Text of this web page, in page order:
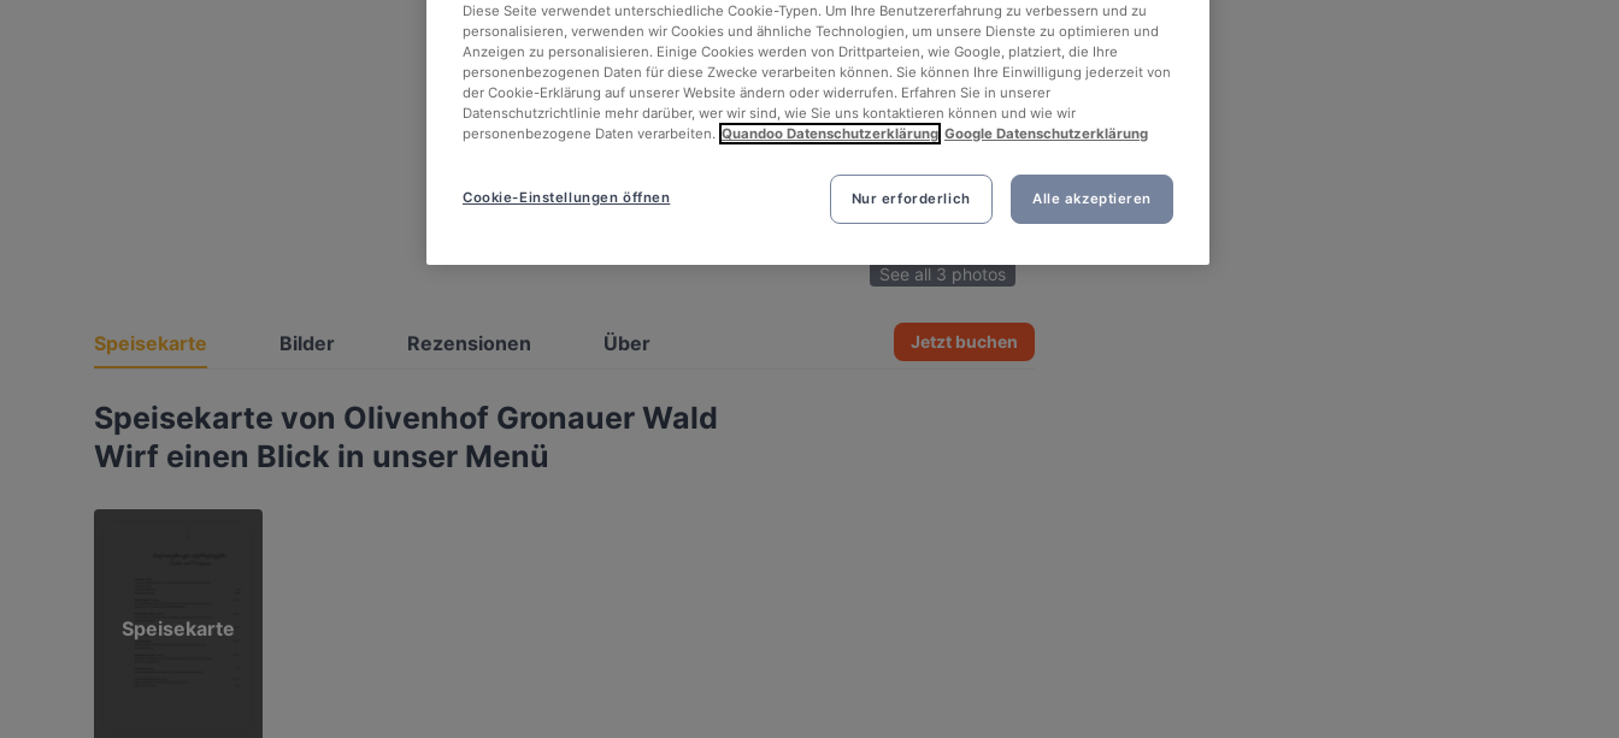
See all 3 photos
Speisekarte Bilder Rezensionen Über Jetzt buchen
Speisekarte von Olivenhof Gronauer Wald
Wirf einen Blick in unser Menü
Speisekarte
Diese Seite verwendet unterschiedliche Cookie-Typen. Um Ihre Benutzererfahrung zu verbessern und zu
personalisieren, verwenden wir Cookies und ähnliche Technologien, um unsere Dienste zu optimieren und
Anzeigen zu personalisieren. Einige Cookies werden von Drittparteien, wie Google, platziert, die Ihre
personenbezogenen Daten für diese Zwecke verarbeiten können. Sie können Ihre Einwilligung jederzeit von
der Cookie-Erklärung auf unserer Website ändern oder widerrufen. Erfahren Sie in unserer
Datenschutzrichtlinie mehr darüber, wer wir sind, wie Sie uns kontaktieren können und wie wir
personenbezogene Daten verarbeiten. Quandoo Datenschutzerklärung Google Datenschutzerklärung
Nur erforderlich Alle akzeptieren
Cookie-Einstellungen öffnen